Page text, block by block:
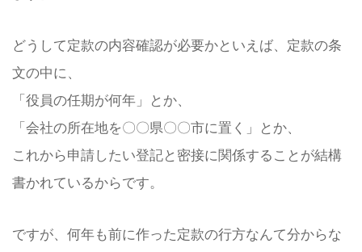
どうして定款の内容確認が必要かといえば、定款の条
文の中に、
「役員の任期が何年」とか、
「会社の所在地を〇〇県〇〇市に置く」とか、
これから申請したい登記と密接に関係することが結構
書かれているからです。
ですが、何年も前に作った定款の行方なんて分からな